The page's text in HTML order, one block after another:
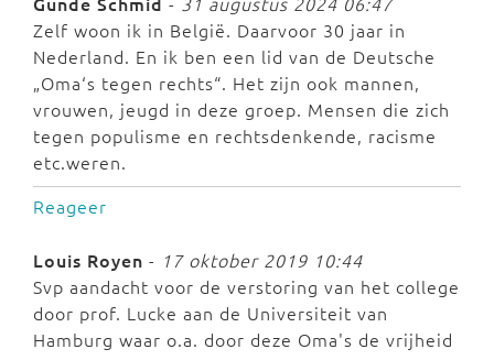
Zelf woon ik in België. Daarvoor 30 jaar in
Nederland. En ik ben een lid van de Deutsche
„Oma‘s tegen rechts“. Het zijn ook mannen,
vrouwen, jeugd in deze groep. Mensen die zich
tegen populisme en rechtsdenkende, racisme
etc.weren.
Reageer
Louis Royen - 17 oktober 2019 10:44
Svp aandacht voor de verstoring van het college
door prof. Lucke aan de Universiteit van
Hamburg waar o.a. door deze Oma's de vrijheid